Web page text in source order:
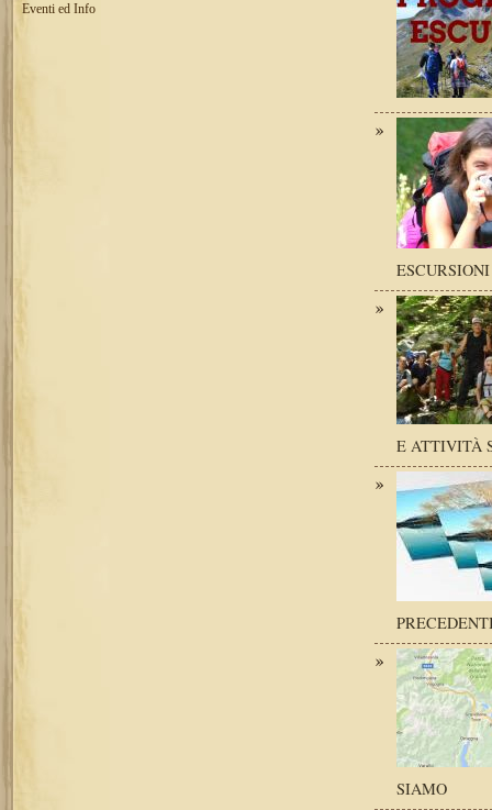
Eventi ed Info
ESCURSIONI
E ATTIVITÀ
SIAMO